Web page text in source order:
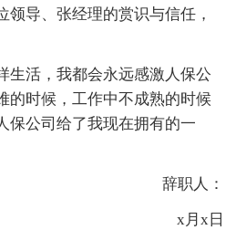
领导、张经理的赏识与信任，
生活，我都会永远感激人保公
的时候，工作中不成熟的时候
保公司给了我现在拥有的一
辞职人：
x月x日